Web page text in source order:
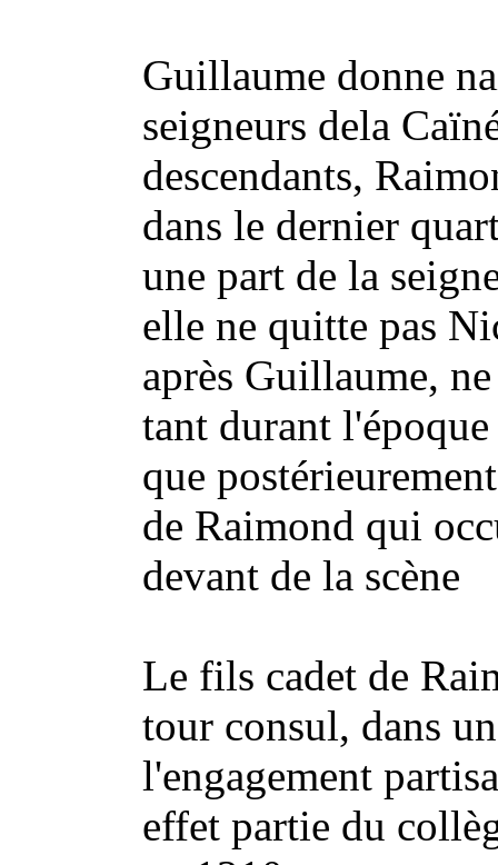
Guillaume donne
seigneurs dela
descendants,
dans le dernier
une part de la
elle ne quitte pas
après Guillaume,
tant durant
que
de Raimond qui
devant de la scène
Le fils cadet de
tour consul, dans
l'engagement
effet partie du